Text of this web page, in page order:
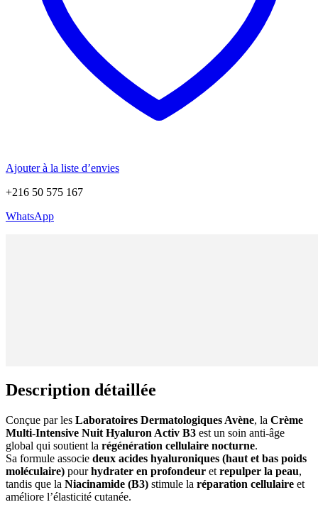
Ajouter à la liste d’envies
+216 50 575 167
WhatsApp
Description détaillée
Conçue par les Laboratoires Dermatologiques Avène, la Crème
Multi-Intensive Nuit Hyaluron Activ B3 est un soin anti-âge
global qui soutient la régénération cellulaire nocturne.
Sa formule associe deux acides hyaluroniques (haut et bas poids
moléculaire) pourhydrater en profondeur et repulper la peau,
tandis que la Niacinamide (B3) stimule la réparation cellulaire et
améliore l’élasticité cutanée.